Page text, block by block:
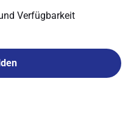
Verfügbarkeit